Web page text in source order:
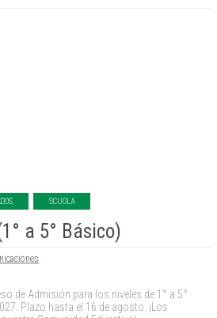
SCUOLA
a 5° Básico)
.
de Admisión para los niveles de 1° a 5°
Plazo hasta el 16 de agosto. ¡Los